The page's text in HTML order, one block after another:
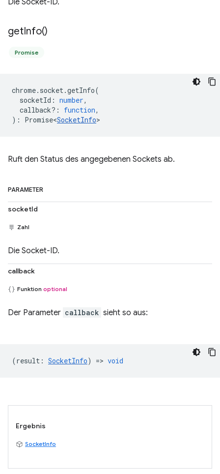
Die Socket-ID.
getInfo()
Promise
chrome. socket.getInfo(
socketId : number,
callback? : function,
) : Promise<SocketInfo>
Ruft den Status des angegebenen Sockets ab.
PARAMETER
socketId
Zahl
Die Socket-ID.
callback
Funktion optional
Der Parameter callback sieht so aus:
(result : SocketInfo) => void
Ergebnis
SocketInfo